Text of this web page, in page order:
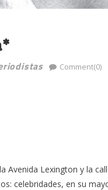
Comment(0)
Avenida Lexington y la
celebridades, en su